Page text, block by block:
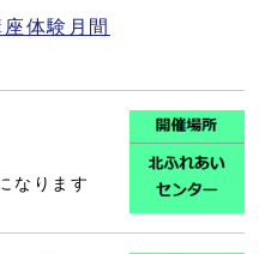
体験月間
なります